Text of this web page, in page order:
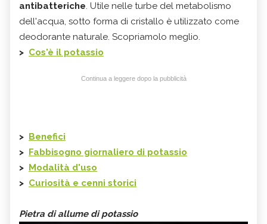
antibatteriche. Utile nelle turbe del metabolismo
dell'acqua, sotto forma di cristallo è utilizzato come
deodorante naturale. Scopriamolo meglio.
> Cos'è il potassio
Continua a leggere dopo la pubblicità
> Benefici
> Fabbisogno giornaliero di potassio
> Modalità d'uso
> Curiosità e cenni storici
Pietra di allume di potassio